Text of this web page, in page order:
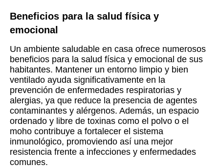
Beneficios para la salud física y
emocional
Un ambiente saludable en casa ofrece numerosos
beneficios para la salud física y emocional de sus
habitantes. Mantener un entorno limpio y bien
ventilado ayuda significativamente en la
prevención de enfermedades respiratorias y
alergias, ya que reduce la presencia de agentes
contaminantes y alérgenos. Además, un espacio
ordenado y libre de toxinas como el polvo o el
moho contribuye a fortalecer el sistema
inmunológico, promoviendo así una mejor
resistencia frente a infecciones y enfermedades
comunes.